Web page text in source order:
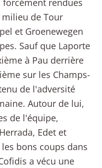
rendues
milieu de Tour
et Groenewegen
Sauf que Laporte
à Pau derrière
sur les Champs-
de l'adversité
Autour de lui,
de l'équipe,
Edet et
bons coups dans
a vécu une